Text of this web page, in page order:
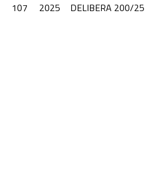
107
2025 DELIBERA 200/25